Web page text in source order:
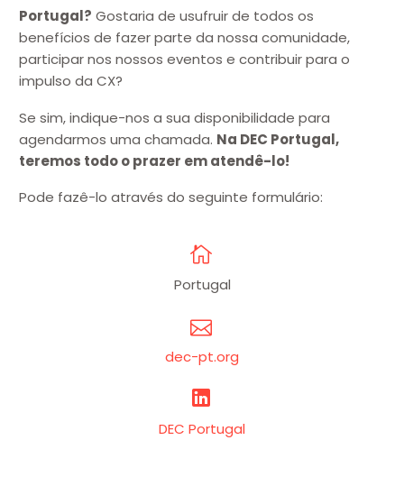
Portugal? Gostaria de usufruir de todos os
benefícios de fazer parte da nossa comunidade,
participar nos nossos eventos e contribuir para o
impulso da CX?
Se sim, indique-nos a sua disponibilidade para
agendarmos uma chamada. Na DEC Portugal,
teremos todo o prazer em atendê-lo!
Pode fazê-lo através do seguinte formulário:


Portugal


dec-pt.org


DEC Portugal